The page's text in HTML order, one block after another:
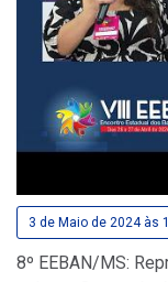
3 de Maio de 2024 às
8º EEBAN/MS: